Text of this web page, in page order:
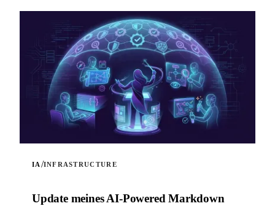
IA /INFRASTRUCTURE
Update meines AI-Powered Markdown